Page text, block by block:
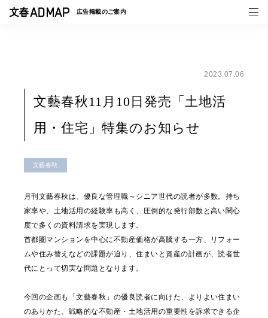
広告掲載のご案内
事例一覧
トピックス
2023.07.06
文藝春秋11月10日発売「土地活
用・住宅」特集のお知らせ
文藝春秋
月刊文藝春秋は、優良な管理職～シニア世代の読者が多数。持ち
家率や、土地活用の経験率も高く、圧倒的な発行部数と高い関心
度で多くの資料請求を実現します。
首都圏マンションを中心に不動産価格が高騰する一方、リフォー
ムや住み替えなどの課題が迫り、住まいと資産の計画が、読者世
代にとって切実な問題となります。
今回の企画も「文藝春秋」の優良読者に向けた、よりよい住まい
のありかた、戦略的な不動産・土地活用の重要性を訴求できる企